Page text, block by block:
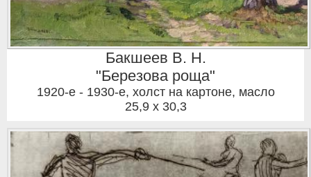
Бакшеев В. Н.
"Березова роща"
1920-е - 1930-е, холст на картоне, масло
25,9 x 30,3